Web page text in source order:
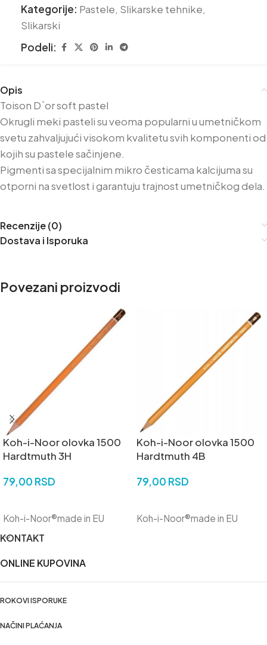
Kategorije: Pastele, Slikarske tehnike,
Slikarski
Podeli:
Opis
Toison D`or soft pastel
Okrugli meki pasteli su veoma popularni u umetničkom
svetu zahvaljujući visokom kvalitetu svih komponenti od
kojih su pastele sačinjene.
Pigmenti sa specijalnim mikro česticama kalcijuma su
otporni na svetlost i garantuju trajnost umetničkog dela.
Recenzije (0)
Dostava i Isporuka
Povezani proizvodi
Koh-i-Noor olovka 1500
Hardtmuth 3H
79,00 RSD
Koh-i-Noor®made in EU
Koh-i-Noor olovka 1500
Hardtmuth 4B
79,00 RSD
Koh-i-Noor®made in EU
KONTAKT
ONLINE KUPOVINA
ROKOVI ISPORUKE
NAČINI PLAĆANJA